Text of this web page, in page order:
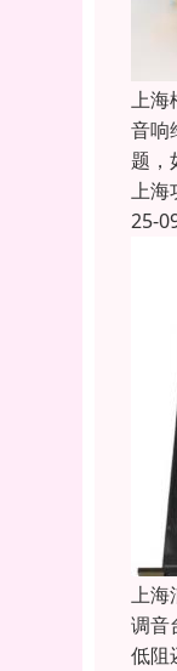
上海
音响
题，
上海
25-
上海
调音
低阻